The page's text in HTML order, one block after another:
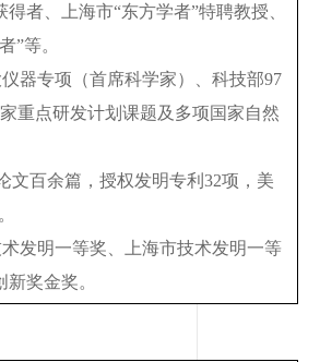
者、上海市“东方学者”特聘教授、
”等。
器专项（首席科学家）、科技部97
重点研发计划课题及多项国家自然
文百余篇，授权发明专利32项，美
发明一等奖、上海市技术发明一等
奖金奖。